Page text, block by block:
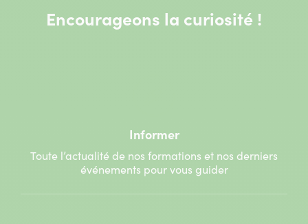
Encourageons la curiosité !
Informer
Toute l’actualité de nos formations et nos derniers
événements pour vous guider